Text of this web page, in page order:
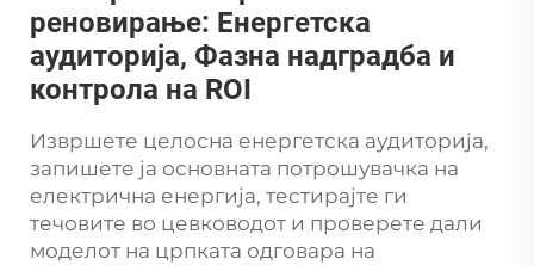
реновирање: Енергетска
аудиторија, Фазна надградба и
контрола на ROI
Извршете целосна енергетска аудиторија,
запишете ја основната потрошувачка на
електрична енергија, тестирајте ги
течовите во цевководот и проверете дали
моделот на црпката одговара на